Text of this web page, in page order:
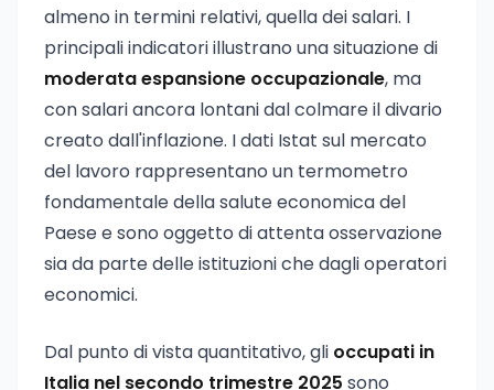
almeno in termini relativi, quella dei salari. I
principali indicatori illustrano una situazione di
moderata espansione occupazionale, ma
con salari ancora lontani dal colmare il divario
creato dall'inflazione. I dati Istat sul mercato
del lavoro rappresentano un termometro
fondamentale della salute economica del
Paese e sono oggetto di attenta osservazione
sia da parte delle istituzioni che dagli operatori
economici.
Dal punto di vista quantitativo, gli occupati in
Italia nel secondo trimestre 2025 sono